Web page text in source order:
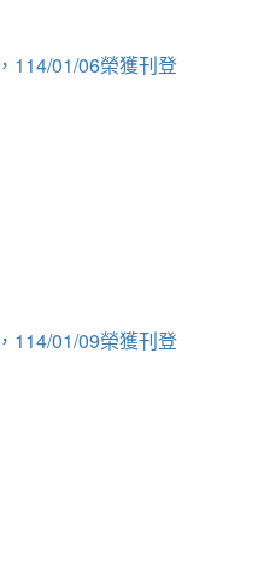
114/01/06榮獲刊登
114/01/09榮獲刊登